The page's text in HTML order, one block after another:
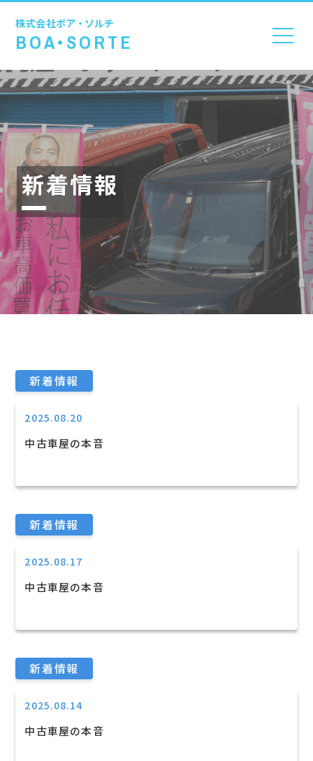
株式会社ボア・ソルチ
BOA•SORTE
新着情報
新着情報
2025.08.20
中古車屋の本音
新着情報
2025.08.17
中古車屋の本音
新着情報
2025.08.14
中古車屋の本音